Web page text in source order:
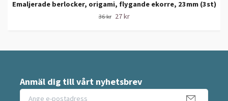
Emaljerade berlocker, origami, flygande ekorre, 23mm (3st)
36 kr 27 kr
Anmäl dig till vårt nyhetsbrev